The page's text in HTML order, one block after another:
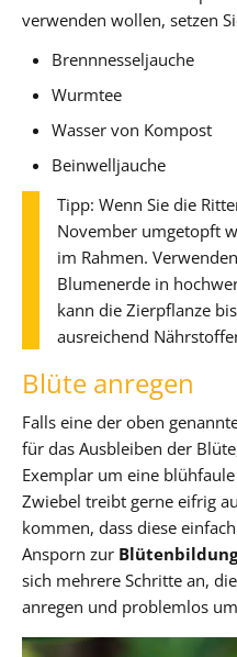
verwenden wollen, setzen
Brennnesseljauche
Wurmtee
Wasser von Kompost
Beinwelljauche
Tipp: Wenn Sie die
November umgetopft
im Rahmen.
Blumenerde in
kann die Zierpflanze
ausreichend
Blüte anregen
Falls eine der oben
für das Ausbleiben der
Exemplar um eine
Zwiebel treibt gerne eifrig
kommen, dass diese
Ansporn zur Blütenbildung
sich mehrere Schritte an,
anregen und problemlos